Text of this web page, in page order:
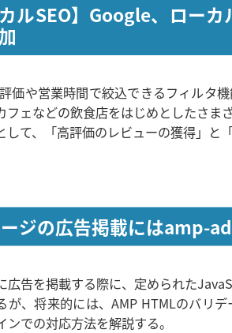
カルSEO】Google、ロー
価や営業時間で絞込できるフィルタ
フェなどの飲食店をはじめとしたさ
して、「高評価のレビューの獲得」と
ジの広告掲載にはamp-
広告を掲載する際に、定められた
が、将来的には、AMP HTMLのバリ
ンでの対応方法を解説する。